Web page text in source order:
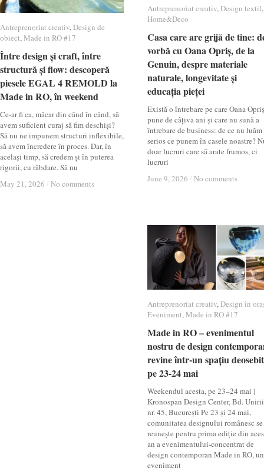
Antreprenoriat creativ,Design textil,
Home&Deco
Casa care are grijă de tine:
vorbă cu Oana Opriș, de la
Genuin, despre materiale
naturale, longevitate și
educația pieței
Există o întrebare pe care Oana
pune de câțiva ani și care nu sună a
întrebare de business: de ce nu
serios ce punem în casele noastre?
doar lucruri care să arate frumos, ci
lucruri
June 9, 2026 / No comments
Antreprenoriat creativ Design textil
Home&Deco
Casa care are grijă de tine:
vorbă cu Oana Opriș, de la
Genuin, despre materiale
naturale, longevitate și
educația pieței
June 9, 2026 / No comments
Antreprenoriat creativ,Design de
obiect,Made in RO #17
Între design și craft, între
structură și flow: descoperă
piesele EGAL 4 REMOLD la
Made in RO, în weekend
Ce-ar fi ca, măcar din când în când, să
avem suficient curaj să fim deschiși?
Să nu ne impunem structuri inflexibile,
să avem încredere în proces. Dar, în
același timp, să credem și în puterea
rigorii, cu răbdare. Să nu
May 21, 2026 / No comments
Antreprenoriat creativ Design de
obiect Made in RO #17
Între design și craft, între
structură și flow: descoperă
piesele EGAL 4 REMOLD la
Made in RO, în weekend
May 21, 2026 / No comments
Antreprenoriat creativ,Design în
Eveniment,Made in RO #17
Made in RO – evenimentul
nostru de design
revine într-un spațiu
pe 23-24 mai
Weekendul acesta, pe 23–24 mai |
Kronospan Design Center, Bd. Unirii
nr. 45, București Pe 23 și 24 mai,
comunitatea designului românesc se
reunește pentru prima ediție din
an a evenimentului-concentrat de
design contemporan Made in RO, un
eveniment
Antreprenoriat creativ Design în
Eveniment Made in RO #17
Made in RO – evenimentul
nostru de design
revine într-un spațiu
pe 23-24 mai